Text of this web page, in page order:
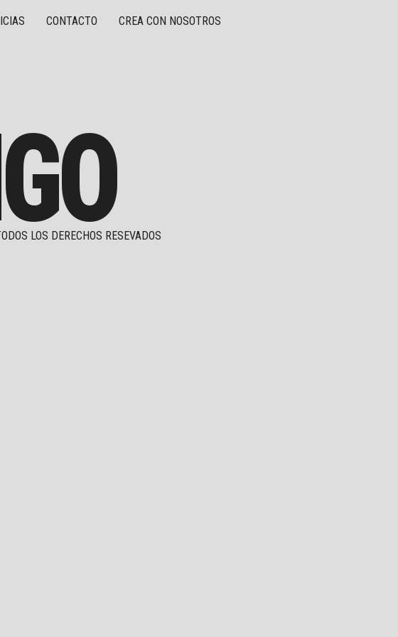
CONTACTO CREA CON NOSOTROS
LOS DERECHOS RESEVADOS